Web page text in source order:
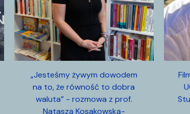
„Jesteśmy żywym dowodem
na to, że równość to dobra
waluta” - rozmowa z prof.
Nataszą Kosakowską-